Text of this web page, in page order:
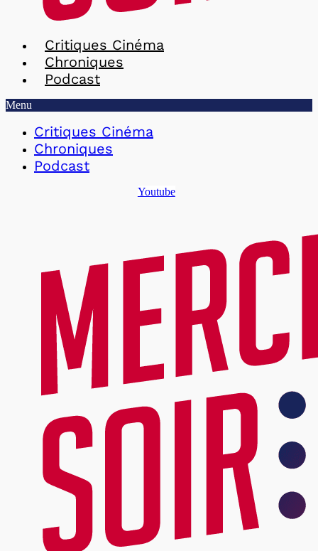
Critiques Cinéma
Chroniques
Podcast
Menu
Critiques Cinéma
Chroniques
Podcast
Youtube